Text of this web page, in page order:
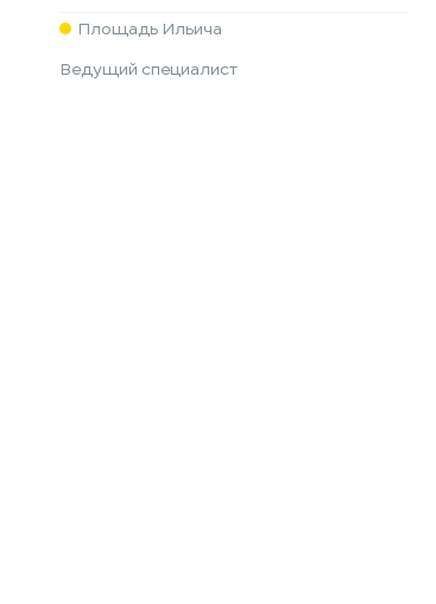
Площадь Ильича
Ведущий специалист